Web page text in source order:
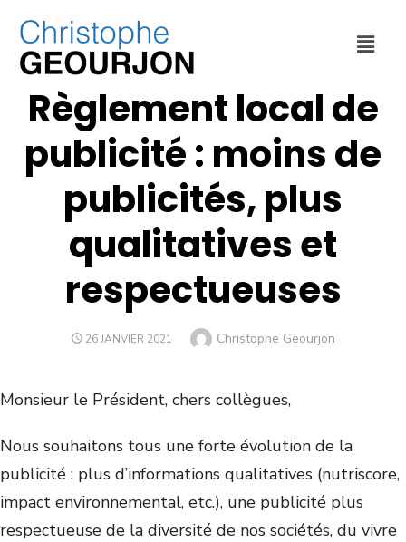
ECONOMIE ,ENVIRONNEMENT
Règlement local de
publicité : moins de
publicités, plus
qualitatives et
respectueuses
26 JANVIER 2021 Christophe Geourjon
Monsieur le Président, chers collègues,
Nous souhaitons tous une forte évolution de la
publicité : plus d’informations qualitatives (nutriscore,
impact environnemental, etc.), une publicité plus
respectueuse de la diversité de nos sociétés, du vivre